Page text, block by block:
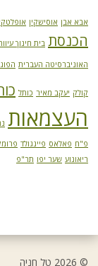
אבא אבן אוסישקין
הכנסת בית חינוך
האוניברסיטה העברית
קולק יעקב מאיר כותל
העצמאות
פ"ח פאלאס פיינגולד
ריאונוע שער יפו תר"פ
© 2026 טל חניה